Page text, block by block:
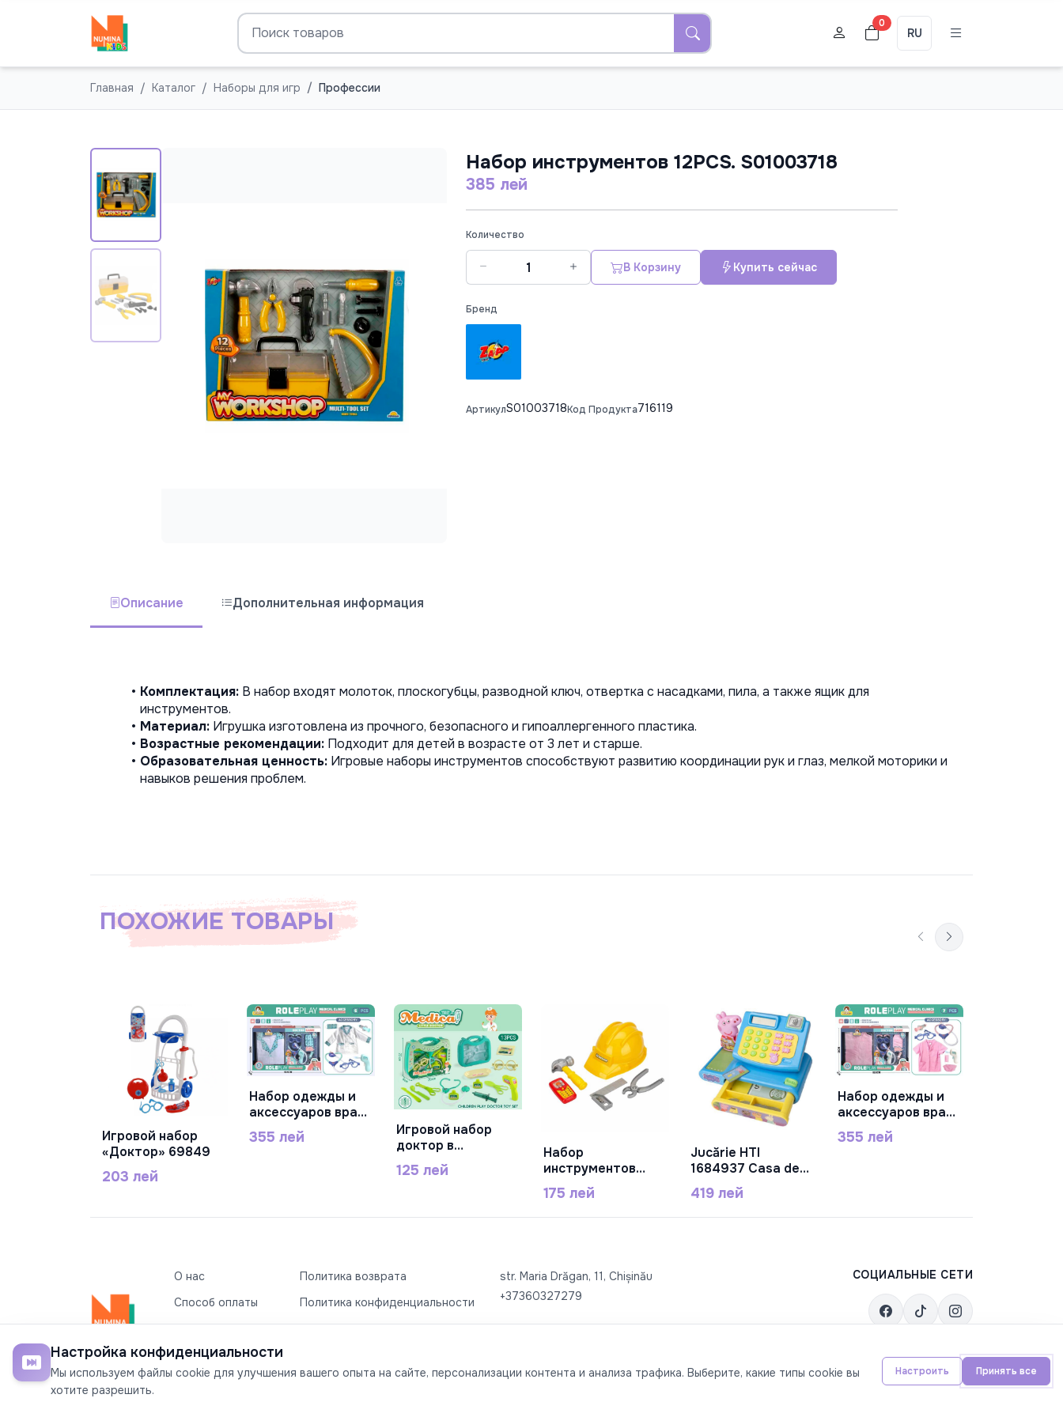
0
RU
Главная Каталог Наборы для игр Профессии
Набор инструментов 12PCS. S01003718
385 лей
Количество
В Корзину Купить сейчас
Бренд
АртикулS01003718Код Продукта716119
Описание Дополнительная информация
Комплектация: В набор входят молоток, плоскогубцы, разводной ключ, отвертка с насадками, пила, а также ящик для
инструментов.
Материал: Игрушка изготовлена из прочного, безопасного и гипоаллергенного пластика.
Возрастные рекомендации: Подходит для детей в возрасте от 3 лет и старше.
Образовательная ценность: Игровые наборы инструментов способствуют развитию координации рук и глаз, мелкой моторики и
навыков решения проблем.
ПОХОЖИЕ ТОВАРЫ
В Корзину
Игровой набор
«Доктор» 69849
203 лей
В Корзину
Набор одежды и
аксессуаров врача
зеленый, DF546-
146B
355 лей В Корзину
Игровой набор
доктор в
чемодане 13дет
B167-26
125 лей
Набор
инструментов
5PCS. S00004623
175 лей
В Корзину
Jucărie HTI
1684937 Casa de
marcat cu accesorii
Purcelușa Peppa
1684937
419 лей
В Корзину
Набор одежды и
аксессуаров врача
розовый, DF546-
146D
355 лей
О нас
Политика возврата
Способ оплаты
Политика конфиденциальности
Условия доставки
Условия использования
Часто задаваемые вопросы
Свяжитесь с нами
str. Maria Drăgan, 11, Chișinău
+37360327279
©2026 Numina Kids . Все права защищены
СОЦИАЛЬНЫЕ СЕТИ
Настройка конфиденциальности
Мы используем файлы cookie для улучшения вашего опыта на сайте, персонализации контента и анализа трафика. Выберите, какие типы cookie вы
хотите разрешить.
Настроить Принять все